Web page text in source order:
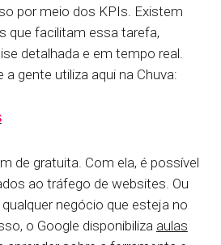
por meio dos KPIs. Existem
que facilitam essa tarefa,
detalhada e em tempo real.
a gente utiliza aqui na Chuva:
de gratuita. Com ela, é possível
ao tráfego de websites. Ou
negócio que esteja no
o Google disponibiliza aulas